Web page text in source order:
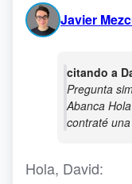
Javier
citando a
Pregunta
Abanca
contraté
Hola, David: